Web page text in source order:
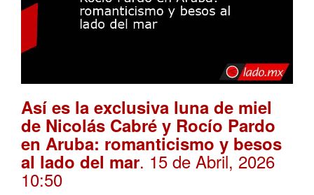
Así es la exclusiva luna de miel
de Nicolás Cabré y Rocío Pardo
en Aruba: romanticismo y besos
al lado del mar. 15 de Abril, 2026
10:50